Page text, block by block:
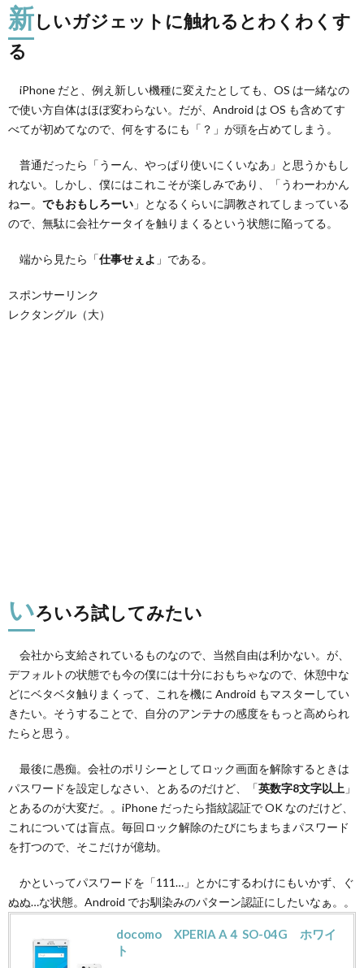
たい
新しいガジェットに触れるとわくわくす
る
iPhone だと、例え新しい機種に変えたとしても、OS は一緒なの
で使い方自体はほぼ変わらない。だが、Android は OS も含めてす
べてが初めてなので、何をするにも「？」が頭を占めてしまう。
普通だったら「うーん、やっぱり使いにくいなあ」と思うかもし
れない。しかし、僕にはこれこそが楽しみであり、「うわーわかん
ねー。 でもおもしろーい 」となるくらいに調教されてしまっている
ので、無駄に会社ケータイを触りまくるという状態に陥ってる。
端から見たら「仕事せぇよ 」である。
スポンサーリンク
レクタングル（大）
いろいろ試してみたい
会社から支給されているものなので、当然自由は利かない。が、
デフォルトの状態でも今の僕には十分におもちゃなので、休憩中な
どにベタベタ触りまくって、これを機に Android もマスターしてい
きたい。そうすることで、自分のアンテナの感度をもっと高められ
たらと思う。
最後に愚痴。会社のポリシーとしてロック画面を解除するときは
パスワードを設定しなさい、とあるのだけど、「英数字8文字以上 」
とあるのが大変だ。。iPhone だったら指紋認証で OK なのだけど、
これについては盲点。毎回ロック解除のたびにちまちまパスワード
を打つので、そこだけが億劫。
かといってパスワードを「111…」とかにするわけにもいかず、ぐ
ぬぬ…な状態。Android でお馴染みのパターン認証にしたいなぁ。。
docomo XPERIA A４ SO-04G ホワイ
ト